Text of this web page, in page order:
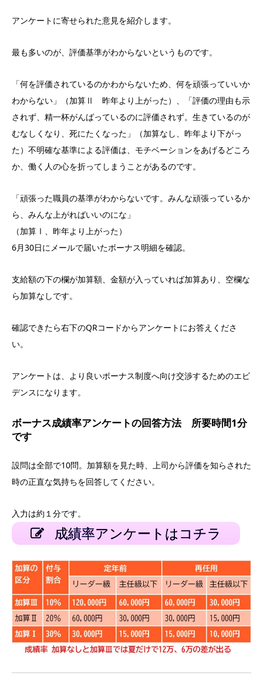
アンケートに寄せられた意見を紹介します。
最も多いのが、評価基準がわからないというものです。
「何を評価されているのかわからないため、何を頑張っていいか
わからない」（加算Ⅱ 昨年より上がった）、「評価の理由も示
されず、精一杯がんばっているのに評価されず。生きているのが
むなしくなり、死にたくなった」（加算なし、昨年より下がっ
た）不明確な基準による評価は、モチベーションをあげるどころ
か、働く人の心を折ってしまうことがあるのです。
「頑張った職員の基準がわからないです。みんな頑張っているか
ら、みんな上がればいいのにな」
（加算Ⅰ、昨年より上がった）
6月30日にメールで届いたボーナス明細を確認。
支給額の下の欄が加算額、金額が入っていれば加算あり、空欄な
ら加算なしです。
確認できたら右下のQRコードからアンケートにお答えくださ
い。
アンケートは、より良いボーナス制度へ向け交渉するためのエビ
デンスになります。
ボーナス成績率アンケートの回答方法 所要時間1分
です
設問は全部で10問。加算額を見た時、上司から評価を知らされた
時の正直な気持ちを回答してください。
入力は約１分です。
成績率アンケートはコチラ